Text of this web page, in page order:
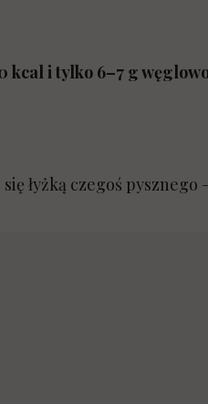
kcal i tylko 6–7 g
łyżką czegoś